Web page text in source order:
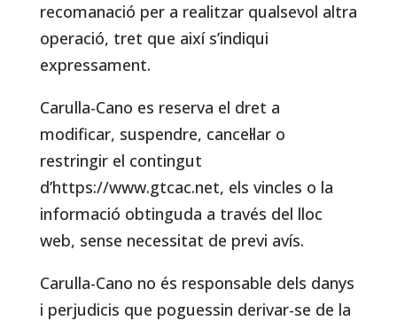
recomanació per a realitzar qualsevol altra
operació, tret que així s’indiqui
expressament.
Carulla-Cano es reserva el dret a
modificar, suspendre, cancel·lar o
restringir el contingut
d’https://www.gtcac.net, els vincles o la
informació obtinguda a través del lloc
web, sense necessitat de previ avís.
Carulla-Cano no és responsable dels danys
i perjudicis que poguessin derivar-se de la